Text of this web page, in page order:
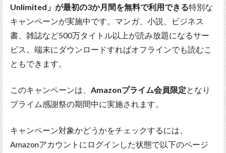
Unlimited」が最初の3か月間を無料で利用できる特別な
キャンペーンが実施中です。マンガ、小説、ビジネス
書、雑誌など500万タイトル以上が読み放題になるサー
ビス。端末にダウンロードすればオフラインでも読むこ
ともできます。
このキャンペーンは、 Amazonプライム会員限定となり
プライム感謝祭の期間中に実施されます。
キャンペーン対象かどうかをチェックするには、
Amazonアカウントにログインした状態で以下のページ